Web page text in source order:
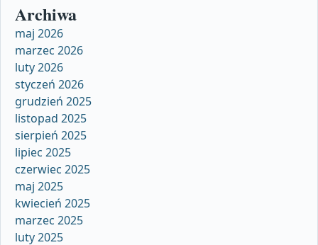
Archiwa
maj 2026
marzec 2026
luty 2026
styczeń 2026
grudzień 2025
listopad 2025
sierpień 2025
lipiec 2025
czerwiec 2025
maj 2025
kwiecień 2025
marzec 2025
luty 2025